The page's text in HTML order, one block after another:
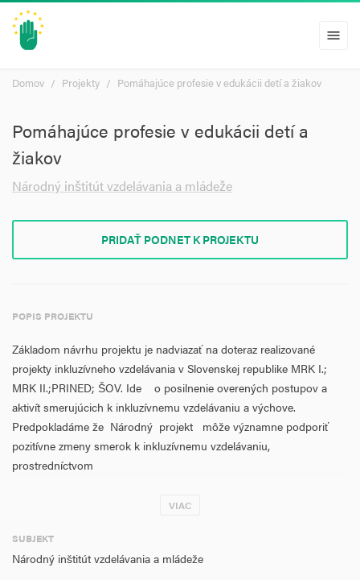
menu
Domov Projekty Pomáhajúce profesie v edukácii detí a žiakov
Pomáhajúce profesie v edukácii detí a
žiakov
Národný inštitút vzdelávania a mládeže
PRIDAŤ PODNET K PROJEKTU
POPIS PROJEKTU
Základom návrhu projektu je nadviazať na doteraz realizované
projekty inkluzívneho vzdelávania v Slovenskej republike MRK I.;
MRK II.;PRINED; ŠOV. Ide o posilnenie overených postupov a
aktivít smerujúcich k inkluzívnemu vzdelávaniu a výchove.
Predpokladáme že Národný projekt môže významne podporiť
pozitívne zmeny smerok k inkluzívnemu vzdelávaniu,
prostredníctvom
národných projektov, že zmena postojov (presvedčenia, vzťahov a
praxe) aktérov inklúzie, výchovy a vzdelávania detí a žiakov, je
VIAC
SUBJEKT
Národný inštitút vzdelávania a mládeže